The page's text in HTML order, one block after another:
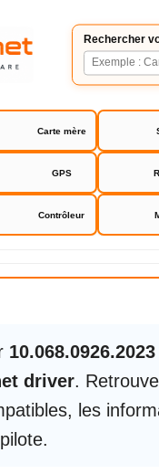
Rechercher
Carte mère
GPS
Contrôleur
Ethernet driver
driver.
les